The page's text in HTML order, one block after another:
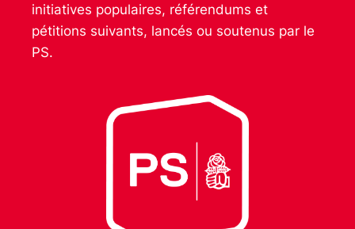
initiatives populaires, référendums et
pétitions suivants, lancés ou soutenus par le
PS.